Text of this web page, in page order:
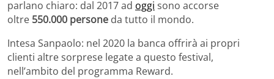
parlano chiaro: dal 2017 ad oggi sono accorse
oltre 550.000 persone da tutto il mondo.
Intesa Sanpaolo: nel 2020 la banca offrirà ai propri
clienti altre sorprese legate a questo festival,
nell’ambito del programma Reward.